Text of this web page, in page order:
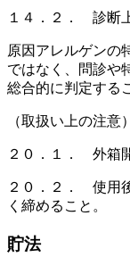
１４．２． 診断
原因アレルゲンの
ではなく、問診や
総合的に判定する
（取扱い上の注意）
２０．１． 外箱
２０．２． 使用
く締めること。
貯法